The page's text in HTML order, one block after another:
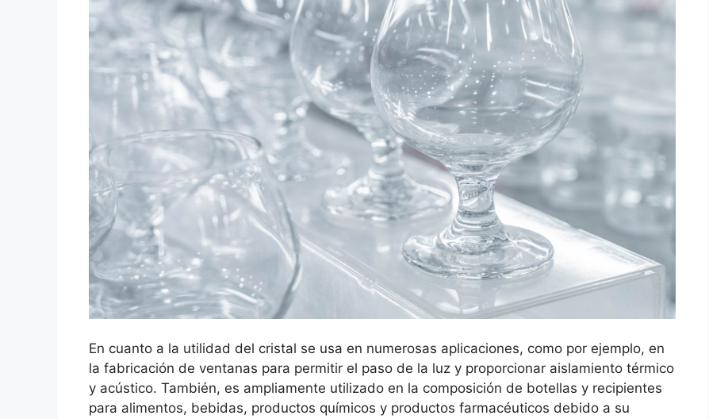
En cuanto a la utilidad del cristal se usa en numerosas aplicaciones, como por ejemplo, en
la fabricación de ventanas para permitir el paso de la luz y proporcionar aislamiento térmico
y acústico. También, es ampliamente utilizado en la composición de botellas y recipientes
para alimentos, bebidas, productos químicos y productos farmacéuticos debido a su